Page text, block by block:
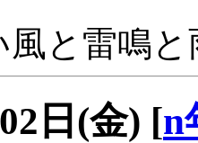
風と雷鳴
日(金) [n